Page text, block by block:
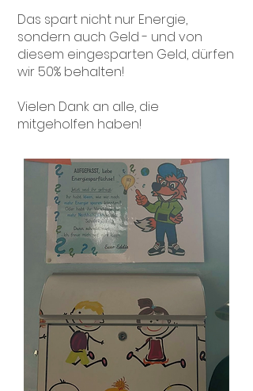
Das spart nicht nur Energie,
sondern auch Geld - und von
diesem eingesparten Geld, dürfen
wir 50% behalten!
Vielen Dank an alle, die
mitgeholfen haben!